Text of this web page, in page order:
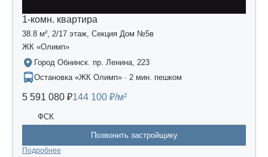
1-комн. квартира
38.8 м², 2/17 этаж, Секция Дом №5в
ЖК «Олимп»
Город Обнинск. пр. Ленина, 223
Остановка «ЖК Олимп» · 2 мин. пешком
5 591 080 ₽144 100 ₽/м²
ФСК
Позвонить застройщику
Подробнее